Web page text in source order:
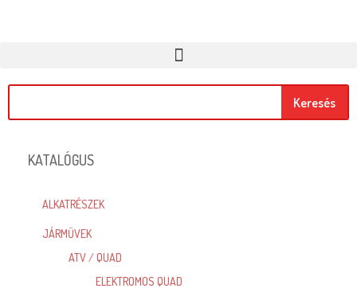
Keresés
KATALÓGUS
ALKATRÉSZEK
JÁRMŰVEK
ATV / QUAD
ELEKTROMOS QUAD